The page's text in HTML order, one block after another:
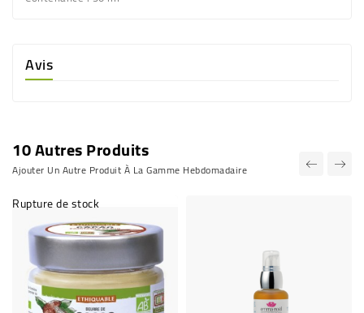
Avis
10 Autres Produits
Ajouter Un Autre Produit À La Gamme Hebdomadaire
Rupture de stock